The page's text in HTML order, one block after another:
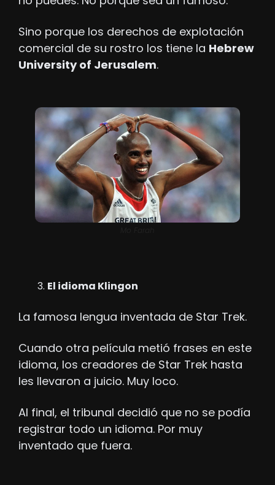
Sino porque los derechos de explotación
comercial de su rostro los tiene la Hebrew
University of Jerusalem.
El idioma Klingon
La famosa lengua inventada de Star Trek.
Cuando otra película metió frases en este
idioma, los creadores de Star Trek hasta
les llevaron a juicio. Muy loco.
Al final, el tribunal decidió que no se podía
registrar todo un idioma. Por muy
inventado que fuera.